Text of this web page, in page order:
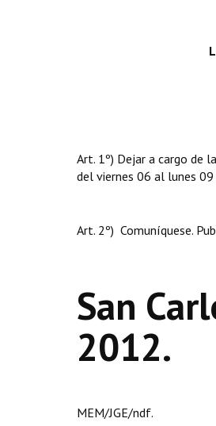
Art. 1º) Dejar a cargo de
del viernes 06 al lunes
Art. 2º) Comuníquese.
San
2012.
MEM/JGE/ndf.